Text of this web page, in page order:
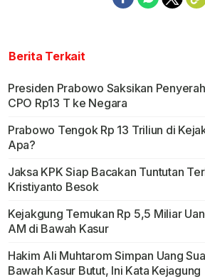
Berita Terkait
Presiden Prabowo Saksikan
CPO Rp13 T ke Negara
Prabowo Tengok Rp 13 Triliun di
Apa?
Jaksa KPK Siap Bacakan Tuntutan
Kristiyanto Besok
Kejakgung Temukan Rp 5,5 Miliar
AM di Bawah Kasur
Hakim Ali Muhtarom Simpan Uang
Bawah Kasur Butut, Ini Kata Kejagung